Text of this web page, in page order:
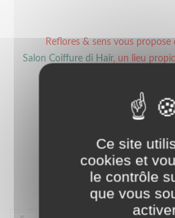
Reflores & sens vous
Salon Coiffure di Hair, un lieu
Contactez Marc pour
06 75 02 43
Ce site
cookies et
le contrôle
que vous